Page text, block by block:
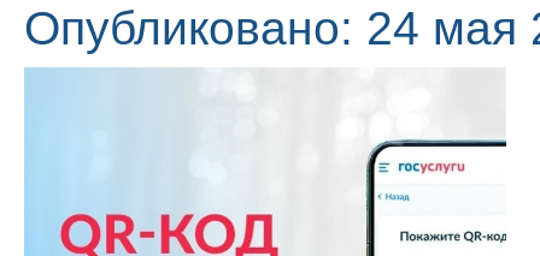
Опубликовано: 24 мая